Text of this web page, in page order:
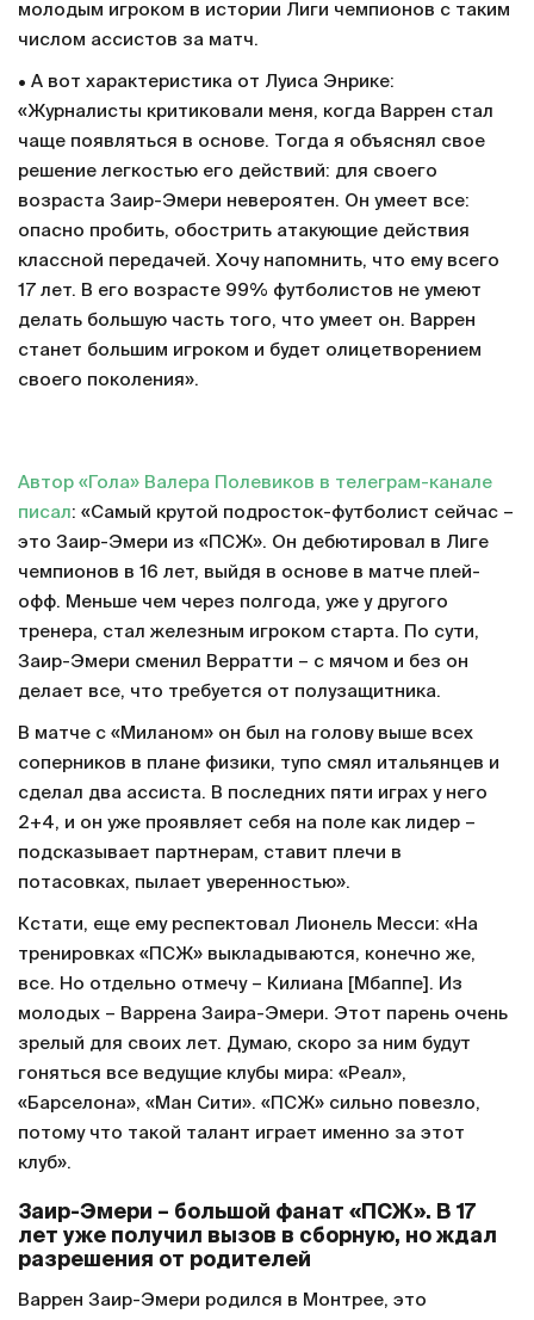
молодым игроком в истории Лиги чемпионов с таким
числом ассистов за матч.
• А вот характеристика от Луиса Энрике:
«Журналисты критиковали меня, когда Варрен стал
чаще появляться в основе. Тогда я объяснял свое
решение легкостью его действий: для своего
возраста Заир-Эмери невероятен. Он умеет все:
опасно пробить, обострить атакующие действия
классной передачей. Хочу напомнить, что ему всего
17 лет. В его возрасте 99% футболистов не умеют
делать большую часть того, что умеет он. Варрен
станет большим игроком и будет олицетворением
своего поколения».
Автор «Гола» Валера Полевиков в телеграм-канале
писал: «Самый крутой подросток-футболист сейчас –
это Заир-Эмери из «ПСЖ». Он дебютировал в Лиге
чемпионов в 16 лет, выйдя в основе в матче плей-
офф. Меньше чем через полгода, уже у другого
тренера, стал железным игроком старта. По сути,
Заир-Эмери сменил Верратти – с мячом и без он
делает все, что требуется от полузащитника.
В матче с «Миланом» он был на голову выше всех
соперников в плане физики, тупо смял итальянцев и
сделал два ассиста. В последних пяти играх у него
2+4, и он уже проявляет себя на поле как лидер –
подсказывает партнерам, ставит плечи в
потасовках, пылает уверенностью».
Кстати, еще ему респектовал Лионель Месси: «На
тренировках «ПСЖ» выкладываются, конечно же,
все. Но отдельно отмечу – Килиана [Мбаппе]. Из
молодых – Варрена Заира-Эмери. Этот парень очень
зрелый для своих лет. Думаю, скоро за ним будут
гоняться все ведущие клубы мира: «Реал»,
«Барселона», «Ман Сити». «ПСЖ» сильно повезло,
потому что такой талант играет именно за этот
клуб».
Заир-Эмери – большой фанат «ПСЖ». В 17
лет уже получил вызов в сборную, но ждал
разрешения от родителей
Варрен Заир-Эмери родился в Монтрее, это